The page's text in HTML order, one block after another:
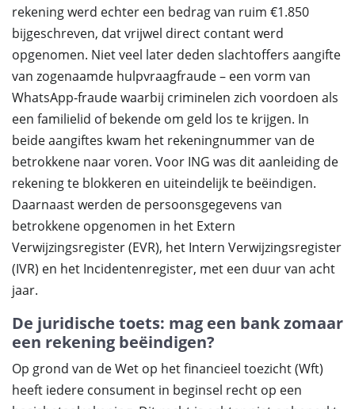
rekening werd echter een bedrag van ruim €1.850
bijgeschreven, dat vrijwel direct contant werd
opgenomen. Niet veel later deden slachtoffers aangifte
van zogenaamde hulpvraagfraude – een vorm van
WhatsApp-fraude waarbij criminelen zich voordoen als
een familielid of bekende om geld los te krijgen. In
beide aangiftes kwam het rekeningnummer van de
betrokkene naar voren. Voor ING was dit aanleiding de
rekening te blokkeren en uiteindelijk te beëindigen.
Daarnaast werden de persoonsgegevens van
betrokkene opgenomen in het Extern
Verwijzingsregister (EVR), het Intern Verwijzingsregister
(IVR) en het Incidentenregister, met een duur van acht
jaar.
De juridische toets: mag een bank zomaar
een rekening beëindigen?
Op grond van de Wet op het financieel toezicht (Wft)
heeft iedere consument in beginsel recht op een